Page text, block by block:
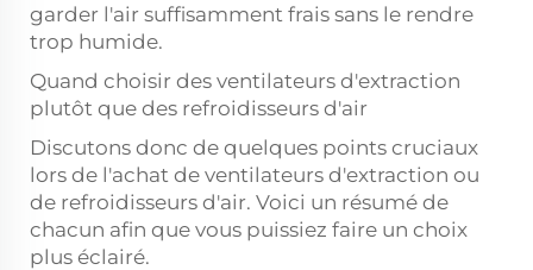
garder l'air suffisamment frais sans le rendre
trop humide.
Quand choisir des ventilateurs d'extraction
plutôt que des refroidisseurs d'air
Discutons donc de quelques points cruciaux
lors de l'achat de ventilateurs d'extraction ou
de refroidisseurs d'air. Voici un résumé de
chacun afin que vous puissiez faire un choix
plus éclairé.